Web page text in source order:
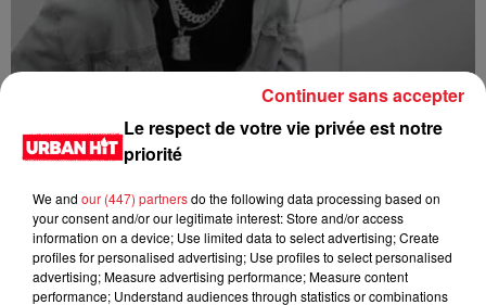
Le respect de votre vie privée est notre
priorité
We and our (447) partnersdo the following data processing based on
your consent and/or our legitimate interest: Store and/or access
information on a device; Use limited data to select advertising; Create
profiles for personalised advertising; Use profiles to select personalised
advertising; Measure advertising performance; Measure content
performance; Understand audiences through statistics or combinations
Continuer sans accepter